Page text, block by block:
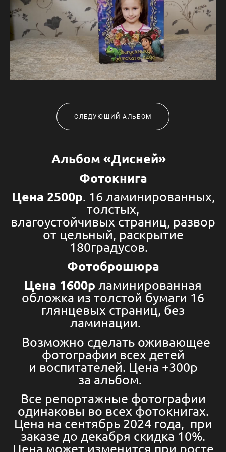
СЛЕДУЮЩИЙ АЛЬБОМ
Альбом «Дисней»
Фотокнига
Цена 2500р. 16 ламинированных,
толстых,
влагоустойчивых страниц, развор
от цельный, раскрытие
180градусов.
Фотоброшюра
Цена 1600р ламинированная
обложка из толстой бумаги 16
глянцевых страниц, без
ламинации.
Возможно сделать оживающее
фотографии всех детей
и воспитателей. Цена +300р
за альбом.
Все репортажные фотографии
одинаковы во всех фотокнигах.
Цена на сентябрь 2024 года, при
заказе до декабря скидка 10%.
Цена может изменится при росте